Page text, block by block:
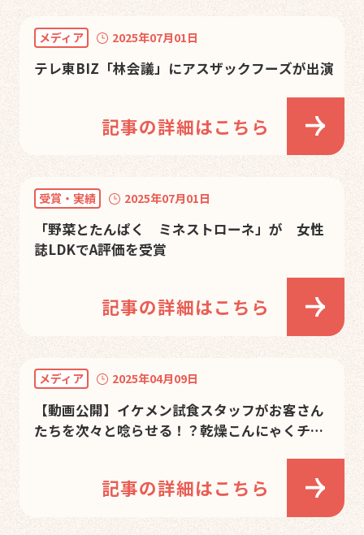
2025年07月01日
メディア
テレ東BIZ「林会議」にアスザックフーズが出演
記事の詳細はこちら
2025年07月01日
受賞・実績
「野菜とたんぱく ミネストローネ」が 女性
誌LDKでA評価を受賞
記事の詳細はこちら
2025年04月09日
メディア
【動画公開】イケメン試食スタッフがお客さん
たちを次々と唸らせる！？乾燥こんにゃくチッ
記事の詳細はこちら